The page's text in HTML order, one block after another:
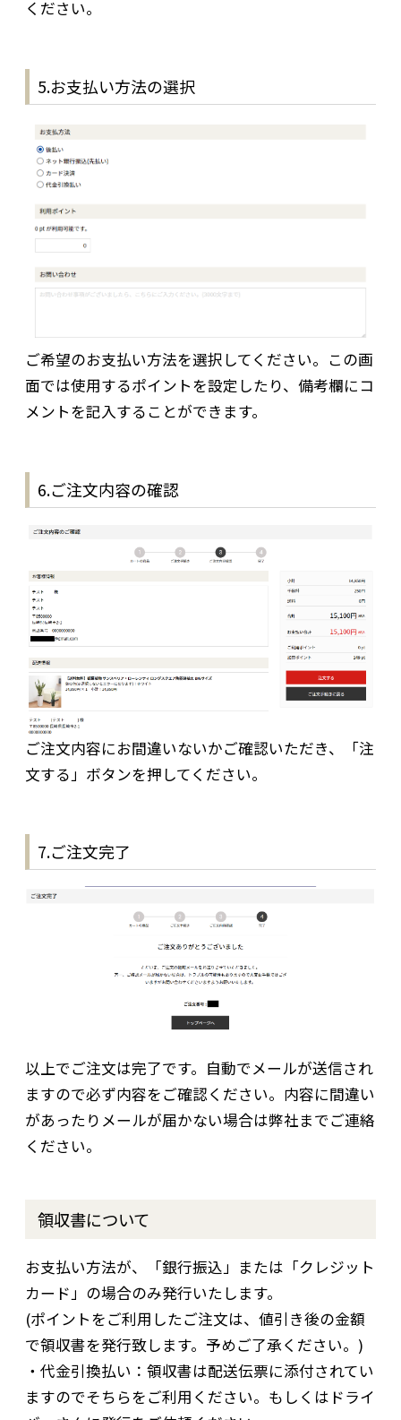
ください。
5.お支払い方法の選択
ご希望のお支払い方法を選択してください。この画
面では使用するポイントを設定したり、備考欄にコ
メントを記入することができます。
6.ご注文内容の確認
ご注文内容にお間違いないかご確認いただき、「注
文する」ボタンを押してください。
7.ご注文完了
以上でご注文は完了です。自動でメールが送信され
ますので必ず内容をご確認ください。内容に間違い
があったりメールが届かない場合は弊社までご連絡
ください。
領収書について
お支払い方法が、「銀行振込」または「クレジット
カード」の場合のみ発行いたします。
(ポイントをご利用したご注文は、値引き後の金額
で領収書を発行致します。予めご了承ください。)
・代金引換払い：領収書は配送伝票に添付されてい
ますのでそちらをご利用ください。もしくはドライ